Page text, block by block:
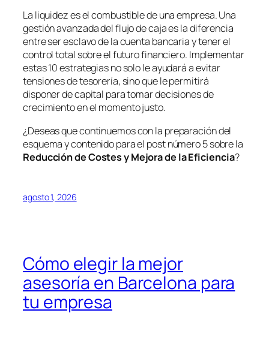
La liquidez es el combustible de una empresa. Una
gestión avanzada del flujo de caja es la diferencia
entre ser esclavo de la cuenta bancaria y tener el
control total sobre el futuro financiero. Implementar
estas 10 estrategias no solo le ayudará a evitar
tensiones de tesorería, sino que le permitirá
disponer de capital para tomar decisiones de
crecimiento en el momento justo.
¿Deseas que continuemos con la preparación del
esquema y contenido para el post número 5 sobre la
Reducción de Costes y Mejora de la Eficiencia?
agosto 1, 2026
Cómo elegir la mejor
asesoría en Barcelona para
tu empresa